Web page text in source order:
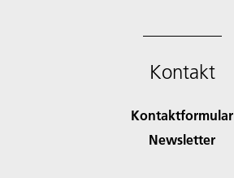
Kontakt
Kontaktformular
Newsletter